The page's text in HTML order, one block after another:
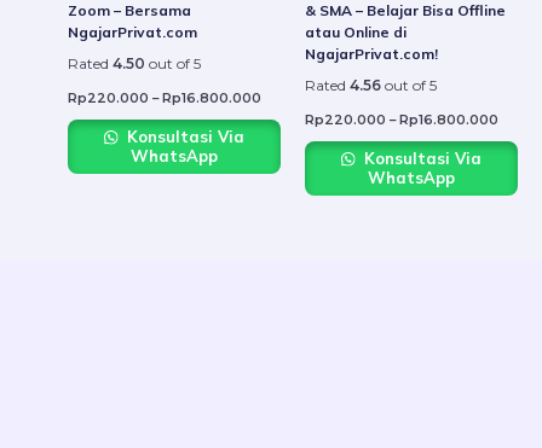
Zoom – Bersama
NgajarPrivat.com
Rated 4.50 out of 5
Rp220.000 – Rp16.800.000
product
Konsultasi Via
WhatsApp
& SMA – Belajar Bisa Offline
atau Online di
NgajarPrivat.com!
Rated 4.56 out of 5
Rp220.000 – Rp16.800.000
the
Konsultasi Via
WhatsApp